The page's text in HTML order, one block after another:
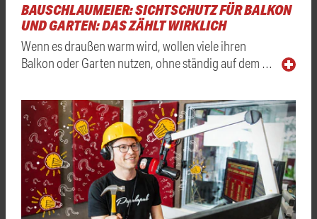
BAUSCHLAUMEIER: SICHTSCHUTZ FÜR BALKON
UND GARTEN: DAS ZÄHLT WIRKLICH
Wenn es draußen warm wird, wollen viele ihren
Balkon oder Garten nutzen, ohne ständig auf dem …